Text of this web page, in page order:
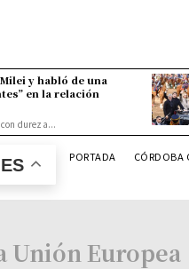
y habló de una
en la relación
dureza...
ES PORTADA CÓRDOBA
Unión Europea